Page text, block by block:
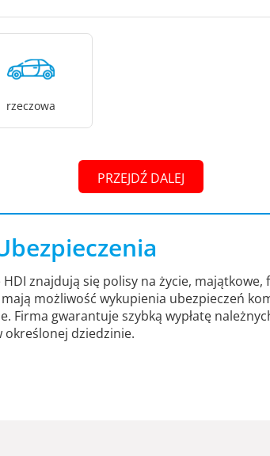
rzeczowa
PRZEJDŹ DALEJ
HDI znajdują się polisy na życie,
możliwość wykupienia ubezpieczeń
Firma gwarantuje szybką wypłatę
określonej dziedzinie.